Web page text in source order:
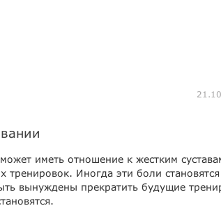
иметь отношение к жестким
Иногда эти боли становятся
вынуждены прекратить будущие